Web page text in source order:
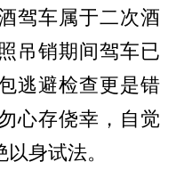
驾车属于二次酒
吊销期间驾车已
逃避检查更是错
心存侥幸，自觉
身试法。